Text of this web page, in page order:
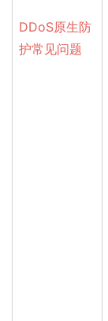
DDoS原生防
护常见问题